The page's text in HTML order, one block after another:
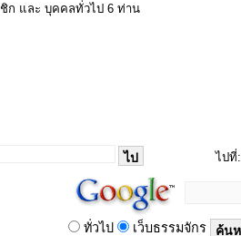
ก และ บุคคลทั่วไป 6 ท่าน
ไปที่:
ทั่วไป เว็บธรรมจักร